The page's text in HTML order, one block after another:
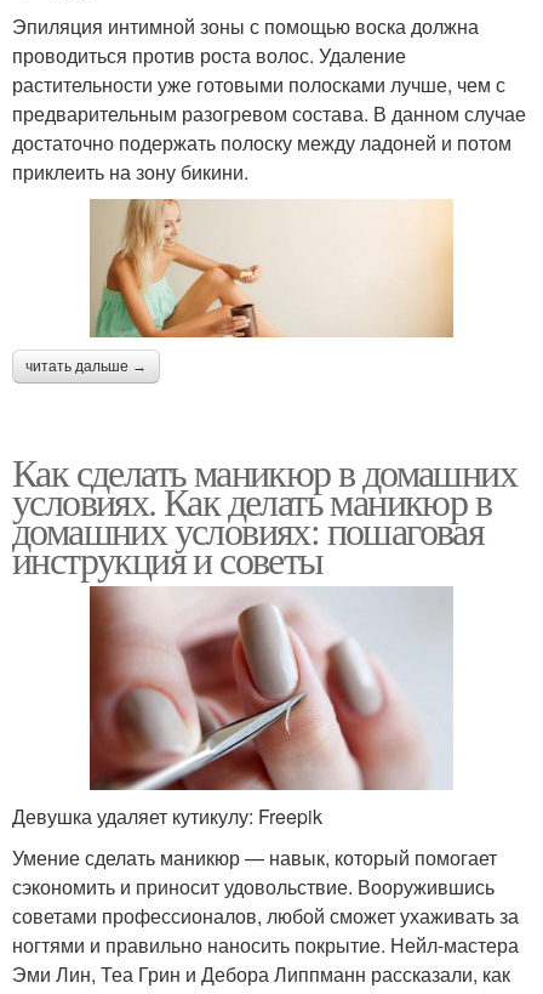
Эпиляция интимной зоны с помощью воска должна
проводиться против роста волос. Удаление
растительности уже готовыми полосками лучше, чем с
предварительным разогревом состава. В данном случае
достаточно подержать полоску между ладоней и потом
приклеить на зону бикини.
читать дальше →
Как сделать маникюр в домашних
условиях. Как делать маникюр в
домашних условиях: пошаговая
инструкция и советы
Девушка удаляет кутикулу: Freepik
Умение сделать маникюр — навык, который помогает
сэкономить и приносит удовольствие. Вооружившись
советами профессионалов, любой сможет ухаживать за
ногтями и правильно наносить покрытие. Нейл-мастера
Эми Лин, Теа Грин и Дебора Липпманн рассказали, как